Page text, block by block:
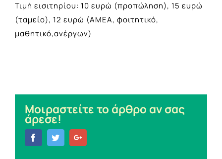
Τιμή εισιτηρίου: 10 ευρώ (προπώληση), 15 ευρώ
(ταμείο), 12 ευρώ (ΑΜΕΑ, φοιτητικό,
μαθητικό,ανέργων)
Μοιραστείτε το άρθρο αν σας
άρεσε!
FacebookTwitter